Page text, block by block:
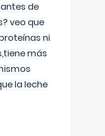
de
veo que
ni
más
la leche